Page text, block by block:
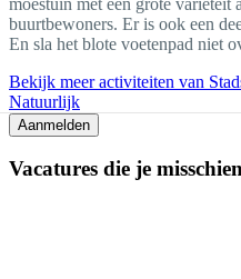
buurtbewoners. Er is ook een
En sla het blote voetenpad niet
Bekijk meer activiteiten van
Natuurlijk
Aanmelden
Vacatures die je